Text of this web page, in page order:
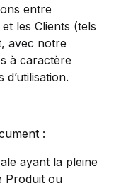
entre
les Clients (tels
avec notre
à caractère
:
ayant la pleine
Produit ou